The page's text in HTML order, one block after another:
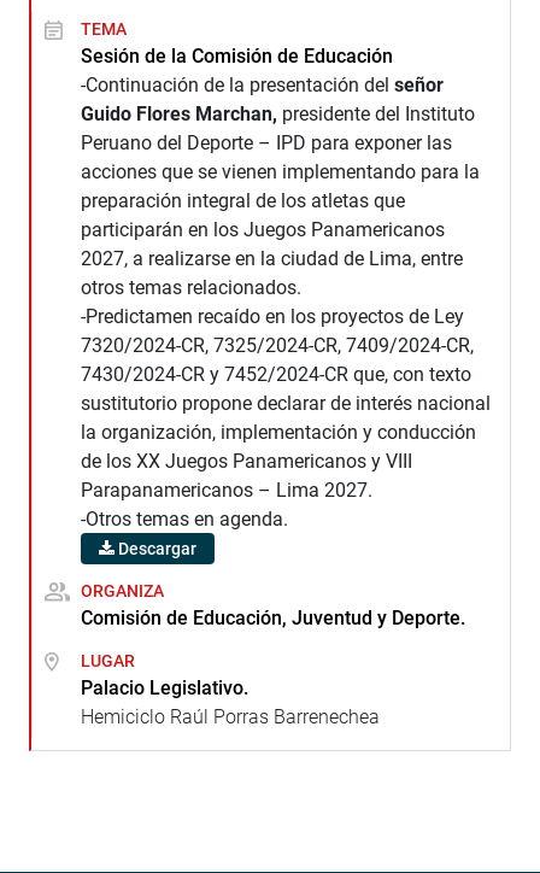
TEMA
Sesión de la Comisión de Educación
-Continuación de la presentación del señor
Guido Flores Marchan, presidente del Instituto
Peruano del Deporte – IPD para exponer las
acciones que se vienen implementando para la
preparación integral de los atletas que
participarán en los Juegos Panamericanos
2027, a realizarse en la ciudad de Lima, entre
otros temas relacionados.
-Predictamen recaído en los proyectos de Ley
7320/2024-CR, 7325/2024-CR, 7409/2024-CR,
7430/2024-CR y 7452/2024-CR que, con texto
sustitutorio propone declarar de interés nacional
la organización, implementación y conducción
de los XX Juegos Panamericanos y VIII
Parapanamericanos – Lima 2027.
-Otros temas en agenda.
Descargar
ORGANIZA
Comisión de Educación, Juventud y Deporte.
LUGAR
Palacio Legislativo.
Hemiciclo Raúl Porras Barrenechea